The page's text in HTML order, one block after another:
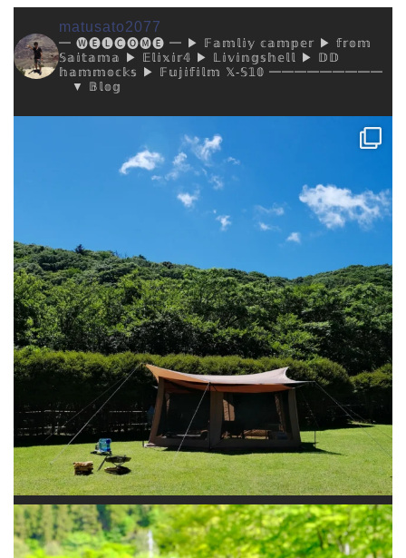
matusato2077
━ 🅦🅔🅛🅒🅞🅜🅔 ━ ▶︎ 𝔽𝕒𝕞𝕝𝕚𝕪 𝕔𝕒𝕞𝕡𝕖𝕣 ▶︎ 𝕗𝕣𝕠𝕞
𝕊𝕒𝕚𝕥𝕒𝕞𝕒 ▶︎ 𝔼𝕝𝕚𝕩𝕚𝕣𝟜 ▶︎ 𝕃𝕚𝕧𝕚𝕟𝕘𝕤𝕙𝕖𝕝𝕝 ▶︎ 𝔻𝔻
𝕙𝕒𝕞𝕞𝕠𝕔𝕜𝕤 ▶︎ 𝔽𝕦𝕛𝕚𝕗𝕚𝕝𝕞 𝕏-𝕊𝟙𝟘 ━━━━━━━━━
▼ 𝔹𝕝𝕠𝕘